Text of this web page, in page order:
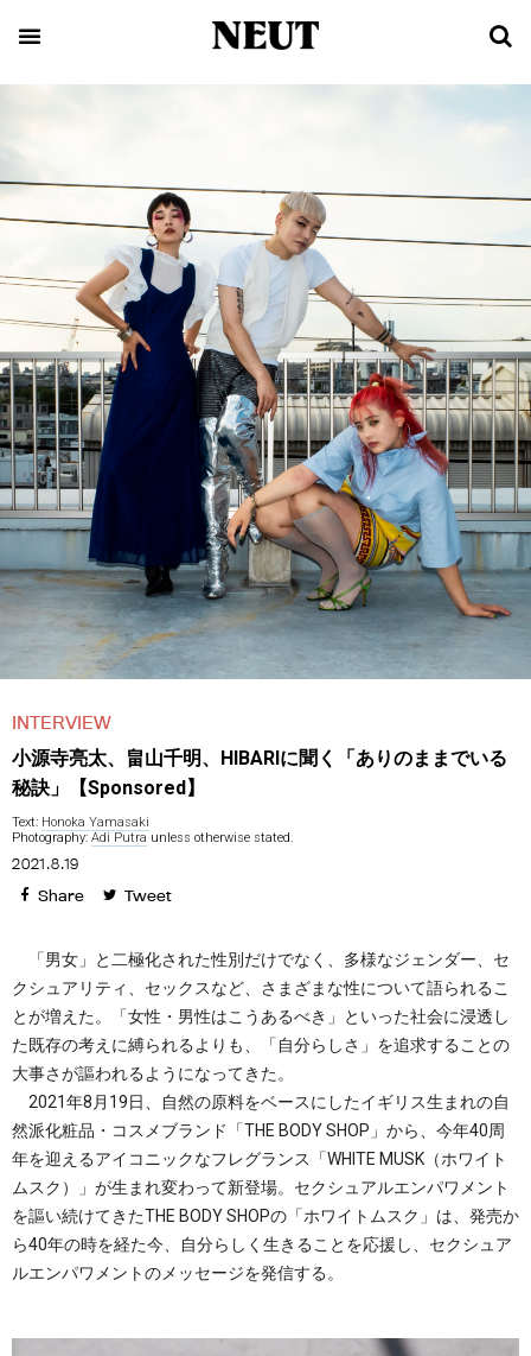
INTERVIEW
小源寺亮太、畠山千明、HIBARIに聞く「ありのままでいる
秘訣」【Sponsored】
Text: Honoka Yamasaki
Photography: Adi Putra unless otherwise stated.
2021.8.19
Share Tweet
「男女」と二極化された性別だけでなく、多様なジェンダー、セ
クシュアリティ、セックスなど、さまざまな性について語られるこ
とが増えた。「女性・男性はこうあるべき」といった社会に浸透し
た既存の考えに縛られるよりも、「自分らしさ」を追求することの
大事さが謳われるようになってきた。
2021年8月19日、自然の原料をベースにしたイギリス生まれの自
然派化粧品・コスメブランド「THE BODY SHOP」から、今年40周
年を迎えるアイコニックなフレグランス「WHITE MUSK（ホワイト
ムスク）」が生まれ変わって新登場。セクシュアルエンパワメント
を謳い続けてきたTHE BODY SHOPの「ホワイトムスク」は、発売か
ら40年の時を経た今、自分らしく生きることを応援し、セクシュア
ルエンパワメントのメッセージを発信する。